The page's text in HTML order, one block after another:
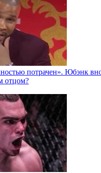
потрачен». Юбэнк
отцом?